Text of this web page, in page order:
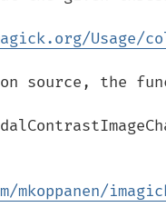
Usage/
source, the